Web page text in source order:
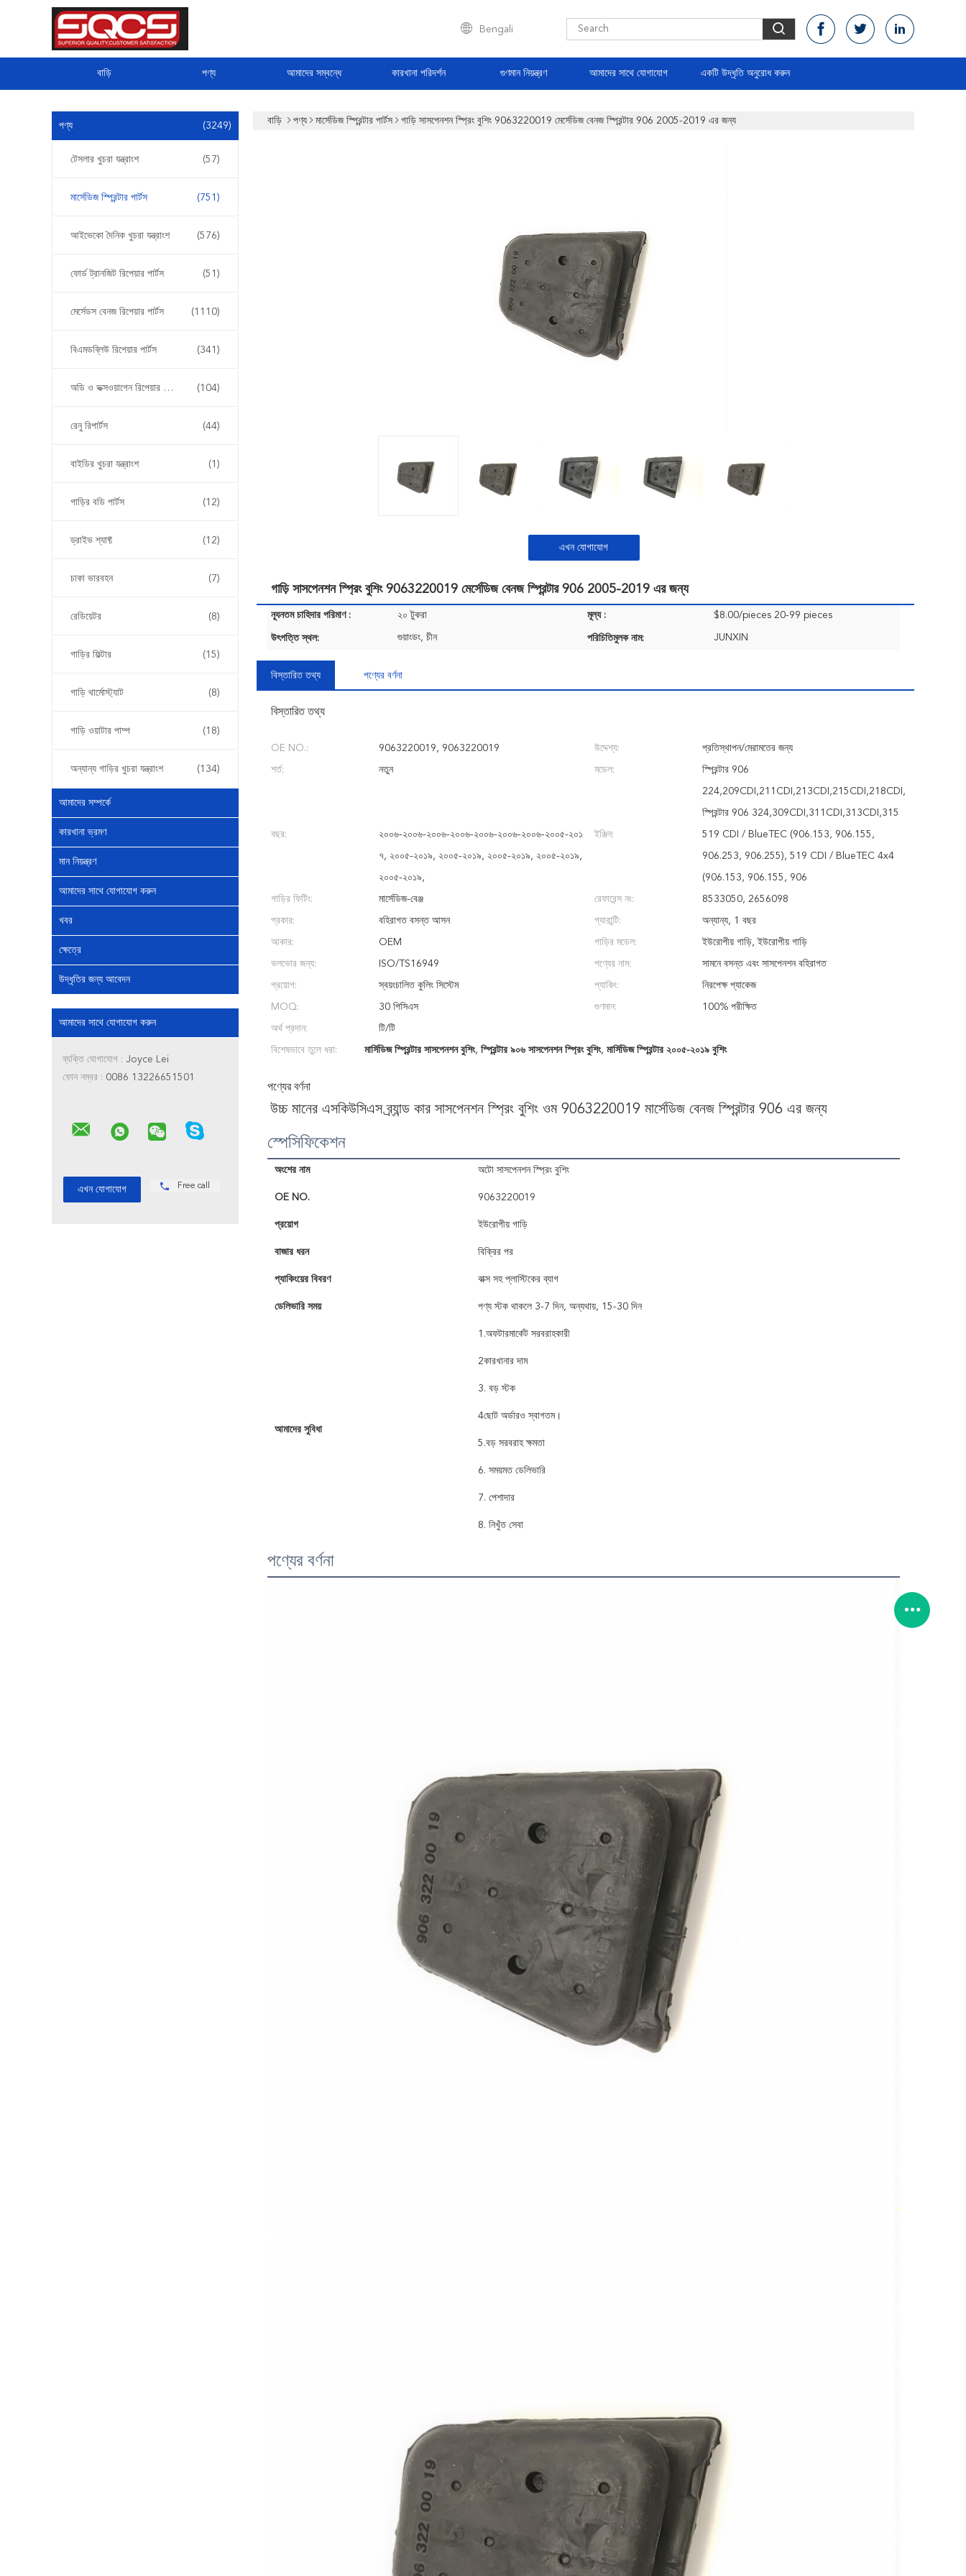
Bengali
বাড়ি পণ্য আমাদের সম্বন্ধে কারখানা পরিদর্শন গুণমান নিয়ন্ত্রণ আমাদের সাথে যোগাযোগ একটি উদ্ধৃতি অনুরোধ করুন
পণ্য (3249)
টেসলার খুচরা যন্ত্রাংশ (57)
মার্সেডিজ স্প্রিন্টার পার্টস (751)
আইভেকো দৈনিক খুচরা যন্ত্রাংশ (576)
ফোর্ড ট্রানজিট রিপেয়ার পার্টস (51)
মের্সেডস বেনজ রিপেয়ার পার্টস (1110)
বিএমডব্লিউ রিপেয়ার পার্টস (341)
অডি ও ভক্সওয়াগেন রিপেয়ার পার্টস (104)
রেনু রিপার্টস (44)
বাইডির খুচরা যন্ত্রাংশ (1)
গাড়ির বডি পার্টস (12)
ড্রাইভ শ্যাফ্ট (12)
চাকা ভারবহন (7)
রেডিয়েটর (8)
গাড়ির ফিল্টার (15)
গাড়ি থার্মোস্ট্যাট (8)
গাড়ি ওয়াটার পাম্প (18)
অন্যান্য গাড়ির খুচরা যন্ত্রাংশ (134)
আমাদের সম্পর্কে
কারখানা ভ্রমণ
মান নিয়ন্ত্রণ
আমাদের সাথে যোগাযোগ করুন
খবর
ক্ষেত্রে
উদ্ধৃতির জন্য আবেদন
আমাদের সাথে যোগাযোগ করুন
ব্যক্তি যোগাযোগ : Joyce Lei
ফোন নম্বর : 0086 13226651501
Free call
বাড়ি পণ্য মার্সেডিজ স্প্রিন্টার পার্টস গাড়ি সাসপেনশন স্প্রিং বুশিং 9063220019 মের্সেডিজ বেনজ স্প্রিন্টার 906 2005-2019 এর জন্য
এখন যোগাযোগ
গাড়ি সাসপেনশন স্প্রিং বুশিং 9063220019 মের্সেডিজ বেনজ স্প্রিন্টার 906 2005-2019 এর জন্য
ন্যূনতম চাহিদার পরিমাণ : ২০ টুকরা মূল্য : $8.00/pieces 20-99 pieces
উৎপত্তি স্থল: গুয়াংডং, চীন পরিচিতিমুলক নাম: JUNXIN
বিস্তারিত তথ্য পণ্যের বর্ণনা
বিস্তারিত তথ্য
OE NO.: 9063220019, 9063220019 উদ্দেশ্য: প্রতিস্থাপন/মেরামতের জন্য
শর্ত: নতুন মডেল: স্প্রিন্টার 906
224,209CDI,211CDI,213CDI,215CDI,218CDI,
স্প্রিন্টার 906 324,309CDI,311CDI,313CDI,315
বছর: ২০০৬-২০০৬-২০০৬-২০০৬-২০০৬-২০০৬-২০০৬-২০০৫-২০১
৭, ২০০৫-২০১৯, ২০০৫-২০১৯, ২০০৫-২০১৯, ২০০৫-২০১৯,
২০০৫-২০১৯,
ইঞ্জিন: 519 CDI / BlueTEC (906.153, 906.155,
906.253, 906.255), 519 CDI / BlueTEC 4x4
(906.153, 906.155, 906
গাড়ির ফিটিং: মার্সেডিজ-বেঞ্জ রেফারেন্স নং: 8533050, 2656098
প্রকার: বহিরাগত বসন্ত আসন গ্যারান্টি: অন্যান্য, 1 বছর
আকার: OEM গাড়ির মডেল: ইউরোপীয় গাড়ি, ইউরোপীয় গাড়ি
ভলভোর জন্য: ISO/TS16949 পণ্যের নাম: সামনে বসন্ত এবং সাসপেনশন বহিরাগত
প্রয়োগ: স্বয়ংচালিত কুলিং সিস্টেম প্যাকিং: নিরপেক্ষ প্যাকেজ
MOQ: 30 পিসিএস গুণমান: 100% পরীক্ষিত
অর্থ প্রদান: টি/টি
বিশেষভাবে তুলে ধরা: মার্সিডিজ স্প্রিন্টার সাসপেনশন বুশিং, স্প্রিন্টার ৯০৬ সাসপেনশন স্প্রিং বুশিং, মার্সিডিজ স্প্রিন্টার ২০০৫-২০১৯ বুশিং
পণ্যের বর্ণনা
উচ্চ মানের এসকিউসিএস ব্র্যান্ড কার সাসপেনশন স্প্রিং বুশিং ওম 9063220019 মার্সেডিজ বেনজ স্প্রিন্টার 906 এর জন্য
স্পেসিফিকেশন
অংশের নাম অটো সাসপেনশন স্প্রিং বুশিং
OE NO. 9063220019
প্রয়োগ ইউরোপীয় গাড়ি
বাজার ধরন বিক্রির পর
প্যাকিংয়ের বিবরণ বাক্স সহ প্লাস্টিকের ব্যাগ
ডেলিভারি সময় পণ্য স্টক থাকলে 3-7 দিন, অন্যথায়, 15-30 দিন
আমাদের সুবিধা
1.অফটারমার্কেট সরবরাহকারী
2কারখানার দাম
3. বড় স্টক
4ছোট অর্ডারও স্বাগতম।
5.বড় সরবরাহ ক্ষমতা
6. সময়মত ডেলিভারি
7. পেশাদার
8. নিখুঁত সেবা
পণ্যের বর্ণনা